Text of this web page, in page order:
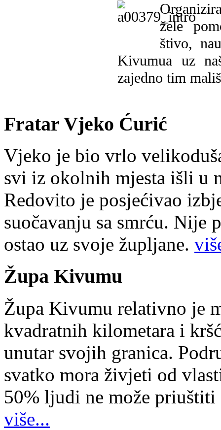
žele
štivo,
Kivumua uz
zajedno tim
Fratar Vjeko Ćurić
Vjeko je bio vrlo
svi iz okolnih mjesta išli u
Redovito je posjećivao
suočavanju sa smrću. Nije
ostao uz svoje župljane.
Župa Kivumu
Župa Kivumu relativno je
kvadratnih kilometara i
unutar svojih granica.
svatko mora živjeti od
50% ljudi ne može
više...